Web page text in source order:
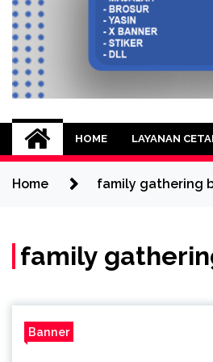
Goe
0822-4439-5599
HOME LAYANAN
Home family gathering
family
Banner